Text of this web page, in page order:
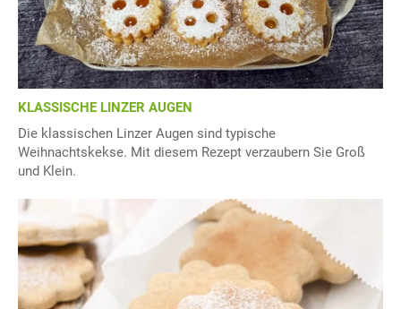
KLASSISCHE LINZER AUGEN
Die klassischen Linzer Augen sind typische
Weihnachtskekse. Mit diesem Rezept verzaubern Sie Groß
und Klein.